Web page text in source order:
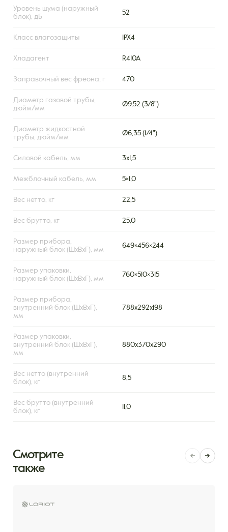
Уровень шума (наружный
блок), дБ
52
Класс влагозащиты IPX4
Хладагент R410A
Заправочный вес фреона, г 470
Диаметр газовой трубы,
дюйм/мм
Ø9,52 (3/8")
Диаметр жидкостной
трубы, дюйм/мм
Ø6,35 (1/4")
Силовой кабель, мм 3х1,5
Межблочный кабель, мм 5×1,0
Вес нетто, кг 22,5
Вес брутто, кг 25,0
Размер прибора,
наружный блок (ШxВxГ), мм
649×456×244
Размер упаковки,
наружный блок (ШxВxГ), мм
760×510×315
Размер прибора,
внутренний блок (ШxВxГ),
мм
788х292х198
Размер упаковки,
внутренний блок (ШxВxГ),
мм
880х370х290
Вес нетто (внутренний
блок), кг
8,5
Вес брутто (внутренний
блок), кг
11,0
Смотрите
также